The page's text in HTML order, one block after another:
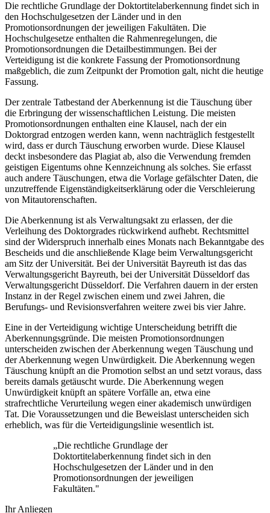
Die rechtliche Grundlage der Doktortitelaberkennung findet sich in
den Hochschulgesetzen der Länder und in den
Promotionsordnungen der jeweiligen Fakultäten. Die
Hochschulgesetze enthalten die Rahmenregelungen, die
Promotionsordnungen die Detailbestimmungen. Bei der
Verteidigung ist die konkrete Fassung der Promotionsordnung
maßgeblich, die zum Zeitpunkt der Promotion galt, nicht die heutige
Fassung.
Der zentrale Tatbestand der Aberkennung ist die Täuschung über
die Erbringung der wissenschaftlichen Leistung. Die meisten
Promotionsordnungen enthalten eine Klausel, nach der ein
Doktorgrad entzogen werden kann, wenn nachträglich festgestellt
wird, dass er durch Täuschung erworben wurde. Diese Klausel
deckt insbesondere das Plagiat ab, also die Verwendung fremden
geistigen Eigentums ohne Kennzeichnung als solches. Sie erfasst
auch andere Täuschungen, etwa die Vorlage gefälschter Daten, die
unzutreffende Eigenständigkeitserklärung oder die Verschleierung
von Mitautorenschaften.
Die Aberkennung ist als Verwaltungsakt zu erlassen, der die
Verleihung des Doktorgrades rückwirkend aufhebt. Rechtsmittel
sind der Widerspruch innerhalb eines Monats nach Bekanntgabe des
Bescheids und die anschließende Klage beim Verwaltungsgericht
am Sitz der Universität. Bei der Universität Bayreuth ist das das
Verwaltungsgericht Bayreuth, bei der Universität Düsseldorf das
Verwaltungsgericht Düsseldorf. Die Verfahren dauern in der ersten
Instanz in der Regel zwischen einem und zwei Jahren, die
Berufungs- und Revisionsverfahren weitere zwei bis vier Jahre.
Eine in der Verteidigung wichtige Unterscheidung betrifft die
Aberkennungsgründe. Die meisten Promotionsordnungen
unterscheiden zwischen der Aberkennung wegen Täuschung und
der Aberkennung wegen Unwürdigkeit. Die Aberkennung wegen
Täuschung knüpft an die Promotion selbst an und setzt voraus, dass
bereits damals getäuscht wurde. Die Aberkennung wegen
Unwürdigkeit knüpft an spätere Vorfälle an, etwa eine
strafrechtliche Verurteilung wegen einer akademisch unwürdigen
Tat. Die Voraussetzungen und die Beweislast unterscheiden sich
erheblich, was für die Verteidigungslinie wesentlich ist.
„Die rechtliche Grundlage der
Doktortitelaberkennung findet sich in den
Hochschulgesetzen der Länder und in den
Promotionsordnungen der jeweiligen
Fakultäten."
Ihr Anliegen